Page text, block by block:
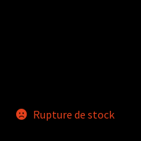
Rupture de stock